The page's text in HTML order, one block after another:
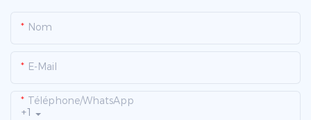
Nom
E-Mail
+1
Téléphone/WhatsApp